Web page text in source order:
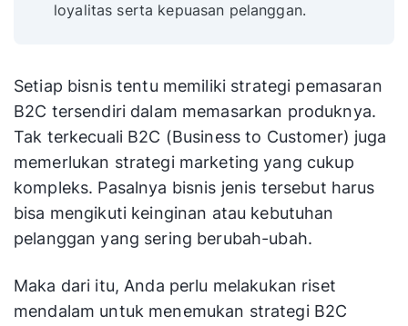
loyalitas serta kepuasan pelanggan.
Setiap bisnis tentu memiliki strategi pemasaran
B2C tersendiri dalam memasarkan produknya.
Tak terkecuali B2C (Business to Customer) juga
memerlukan strategi marketing yang cukup
kompleks. Pasalnya bisnis jenis tersebut harus
bisa mengikuti keinginan atau kebutuhan
pelanggan yang sering berubah-ubah.
Maka dari itu, Anda perlu melakukan riset
mendalam untuk menemukan strategi B2C